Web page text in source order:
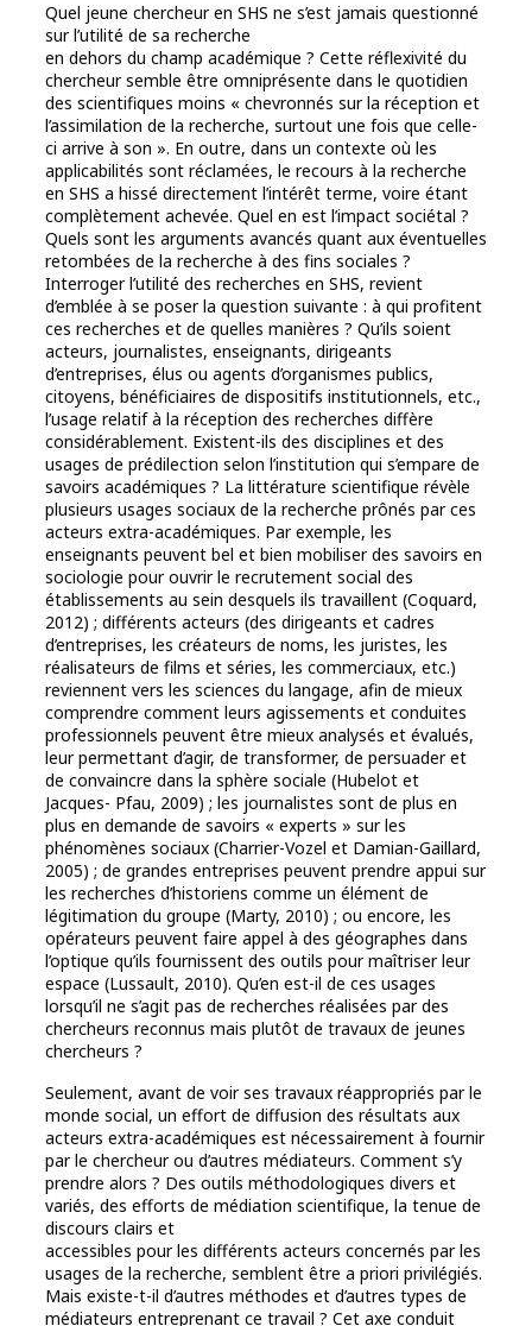
Quel jeune chercheur en SHS ne s’est jamais questionné
sur l’utilité de sa recherche
en dehors du champ académique ? Cette réflexivité du
chercheur semble être omniprésente dans le quotidien
des scientifiques moins « chevronnés sur la réception et
l’assimilation de la recherche, surtout une fois que celle-
ci arrive à son ». En outre, dans un contexte où les
applicabilités sont réclamées, le recours à la recherche
en SHS a hissé directement l’intérêt terme, voire étant
complètement achevée. Quel en est l’impact sociétal ?
Quels sont les arguments avancés quant aux éventuelles
retombées de la recherche à des fins sociales ?
Interroger l’utilité des recherches en SHS, revient
d’emblée à se poser la question suivante : à qui profitent
ces recherches et de quelles manières ? Qu’ils soient
acteurs, journalistes, enseignants, dirigeants
d’entreprises, élus ou agents d’organismes publics,
citoyens, bénéficiaires de dispositifs institutionnels, etc.,
l’usage relatif à la réception des recherches diffère
considérablement. Existent-ils des disciplines et des
usages de prédilection selon l’institution qui s’empare de
savoirs académiques ? La littérature scientifique révèle
plusieurs usages sociaux de la recherche prônés par ces
acteurs extra-académiques. Par exemple, les
enseignants peuvent bel et bien mobiliser des savoirs en
sociologie pour ouvrir le recrutement social des
établissements au sein desquels ils travaillent (Coquard,
2012) ; différents acteurs (des dirigeants et cadres
d’entreprises, les créateurs de noms, les juristes, les
réalisateurs de films et séries, les commerciaux, etc.)
reviennent vers les sciences du langage, afin de mieux
comprendre comment leurs agissements et conduites
professionnels peuvent être mieux analysés et évalués,
leur permettant d’agir, de transformer, de persuader et
de convaincre dans la sphère sociale (Hubelot et
Jacques- Pfau, 2009) ; les journalistes sont de plus en
plus en demande de savoirs « experts » sur les
phénomènes sociaux (Charrier-Vozel et Damian-Gaillard,
2005) ; de grandes entreprises peuvent prendre appui sur
les recherches d’historiens comme un élément de
légitimation du groupe (Marty, 2010) ; ou encore, les
opérateurs peuvent faire appel à des géographes dans
l’optique qu’ils fournissent des outils pour maîtriser leur
espace (Lussault, 2010). Qu’en est-il de ces usages
lorsqu’il ne s’agit pas de recherches réalisées par des
chercheurs reconnus mais plutôt de travaux de jeunes
chercheurs ?
Seulement, avant de voir ses travaux réappropriés par le
monde social, un effort de diffusion des résultats aux
acteurs extra-académiques est nécessairement à fournir
par le chercheur ou d’autres médiateurs. Comment s’y
prendre alors ? Des outils méthodologiques divers et
variés, des efforts de médiation scientifique, la tenue de
discours clairs et
accessibles pour les différents acteurs concernés par les
usages de la recherche, semblent être a priori privilégiés.
Mais existe-t-il d’autres méthodes et d’autres types de
médiateurs entreprenant ce travail ? Cet axe conduit